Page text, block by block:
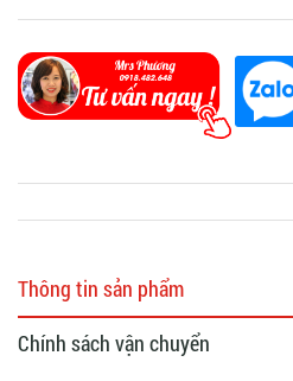
Thông tin sản phẩm
Chính sách vận chuyển